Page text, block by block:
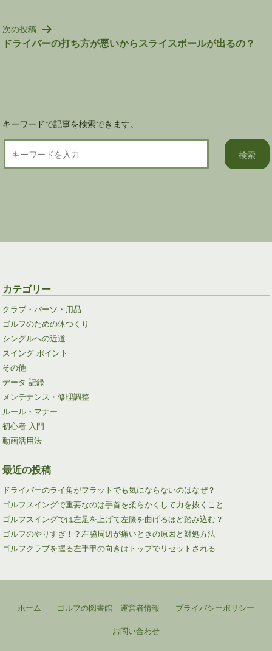
ゲ
ー
次の投稿
ドライバーの打ち方が悪いからスライスボールが出るの？
キーワードで記事を検索できます。
カテゴリー
クラブ・パーツ・用品
ゴルフのための体つくり
シングルへの近道
スイング ポイント
その他
データ 記録
メンテナンス・修理調整
ルール・マナー
初心者 入門
動画活用法
最近の投稿
ドライバーのライ角がフラットでも気にならないのはなぜ？
ゴルフスイングで重要なのは手首を柔らかくして力を抜くこと
ゴルフスイングでは左足を上げて左膝を曲げるほど踏み込む？
ゴルフのやりすぎ！？左脇周辺が痛いときの原因と対処方法
ゴルフクラブを握る左手甲の向きはトップでリセットされる
ホーム ゴルフの図書館 運営者情報
プライバシーポリシー
お問い合わせ